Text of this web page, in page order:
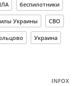
беспилотники
Украины СВО
Украина
INFOX